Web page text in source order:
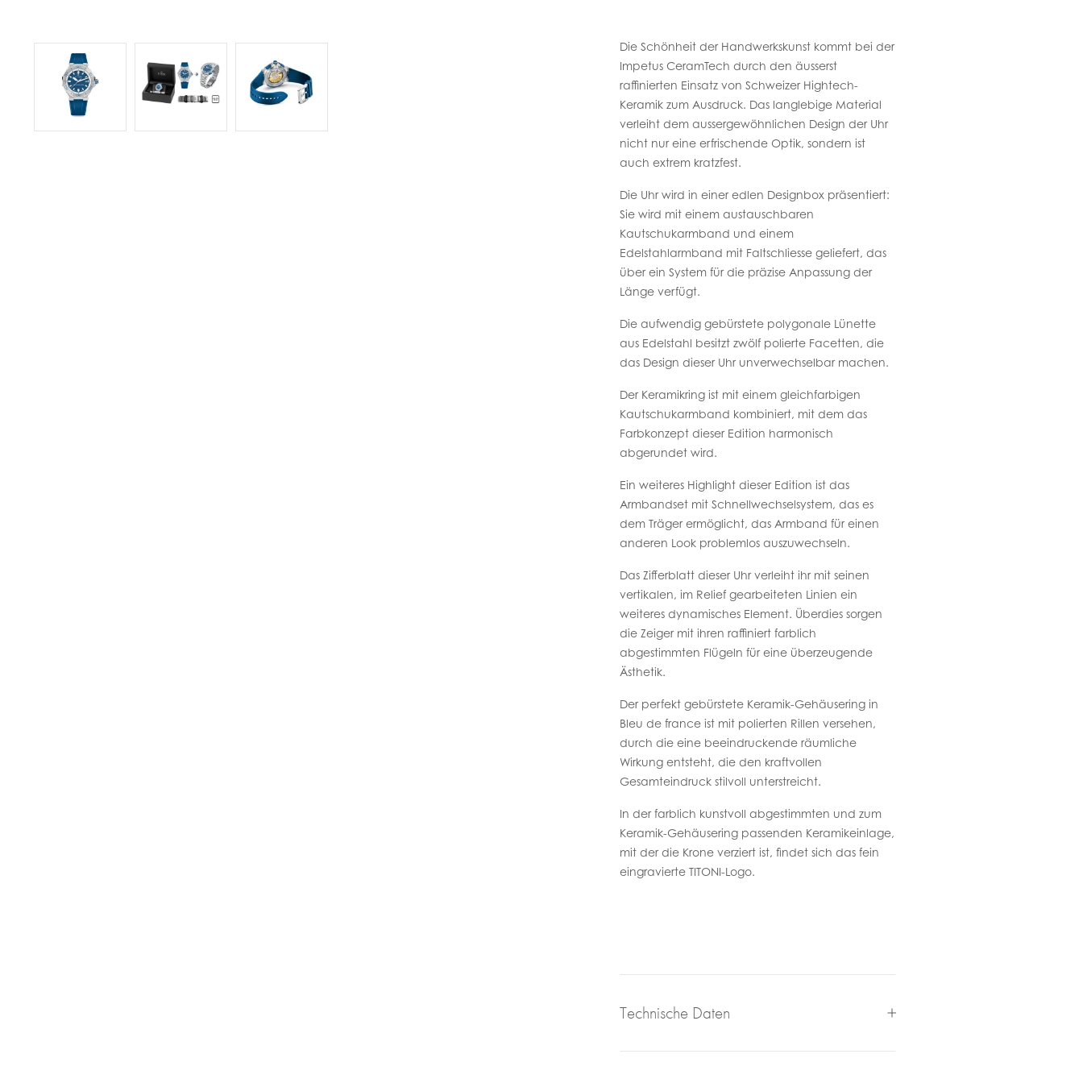
Die Schönheit der Handwerkskunst kommt bei der
Impetus CeramTech durch den äusserst
raffinierten Einsatz von Schweizer Hightech-
Keramik zum Ausdruck. Das langlebige Material
verleiht dem aussergewöhnlichen Design der Uhr
nicht nur eine erfrischende Optik, sondern ist
auch extrem kratzfest.
Die Uhr wird in einer edlen Designbox präsentiert:
Sie wird mit einem austauschbaren
Kautschukarmband und einem
Edelstahlarmband mit Faltschliesse geliefert, das
über ein System für die präzise Anpassung der
Länge verfügt.
Die aufwendig gebürstete polygonale Lünette
aus Edelstahl besitzt zwölf polierte Facetten, die
das Design dieser Uhr unverwechselbar machen.
Der Keramikring ist mit einem gleichfarbigen
Kautschukarmband kombiniert, mit dem das
Farbkonzept dieser Edition harmonisch
abgerundet wird.
Ein weiteres Highlight dieser Edition ist das
Armbandset mit Schnellwechselsystem, das es
dem Träger ermöglicht, das Armband für einen
anderen Look problemlos auszuwechseln.
Das Zifferblatt dieser Uhr verleiht ihr mit seinen
vertikalen, im Relief gearbeiteten Linien ein
weiteres dynamisches Element. Überdies sorgen
die Zeiger mit ihren raffiniert farblich
abgestimmten Flügeln für eine überzeugende
Ästhetik.
Der perfekt gebürstete Keramik-Gehäusering in
Bleu de france ist mit polierten Rillen versehen,
durch die eine beeindruckende räumliche
Wirkung entsteht, die den kraftvollen
Gesamteindruck stilvoll unterstreicht.
In der farblich kunstvoll abgestimmten und zum
Keramik-Gehäusering passenden Keramikeinlage,
mit der die Krone verziert ist, findet sich das fein
eingravierte TITONI-Logo.
Technische Daten